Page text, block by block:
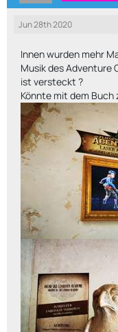
Jun 28th 2020
Innen wurden mehr
Musik des Adventure
ist versteckt ?
Könnte mit dem Buch